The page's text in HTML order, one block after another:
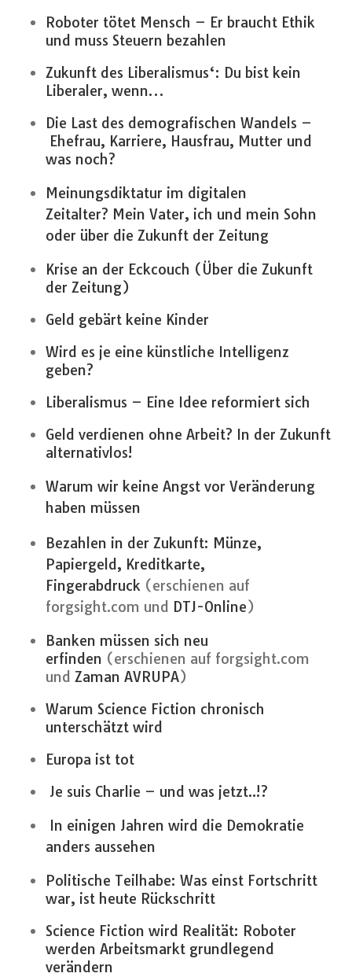
Roboter tötet Mensch – Er braucht Ethik
und muss Steuern bezahlen
Zukunft des Liberalismus‘: Du bist kein
Liberaler, wenn…
Die Last des demografischen Wandels –
Ehefrau, Karriere, Hausfrau, Mutter und
was noch?
Meinungsdiktatur im digitalen
Zeitalter? Mein Vater, ich und mein Sohn
oder über die Zukunft der Zeitung
Krise an der Eckcouch (Über die Zukunft
der Zeitung)
Geld gebärt keine Kinder
Wird es je eine künstliche Intelligenz
geben?
Liberalismus – Eine Idee reformiert sich
Geld verdienen ohne Arbeit? In der Zukunft
alternativlos!
Warum wir keine Angst vor Veränderung
haben müssen
Bezahlen in der Zukunft: Münze,
Papiergeld, Kreditkarte,
Fingerabdruck (erschienen auf
forgsight.com und DTJ-Online)
Banken müssen sich neu
erfinden (erschienen auf forgsight.com
und Zaman AVRUPA)
Warum Science Fiction chronisch
unterschätzt wird
Europa ist tot
Je suis Charlie – und was jetzt..!?
In einigen Jahren wird die Demokratie
anders aussehen
Politische Teilhabe: Was einst Fortschritt
war, ist heute Rückschritt
Science Fiction wird Realität: Roboter
werden Arbeitsmarkt grundlegend
verändern